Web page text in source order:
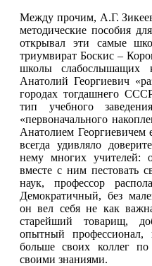
Между прочим, А.Г.
методические пособия
открывал эти самые
триумвират Боскис –
школы слабослышащих
Анатолий Георгиевич
городах тогдашнего
тип учебного
«первоначального
Анатолием Георгиевичем
всегда удивляло
нему многих учителей:
вместе с ним пестовать
наук, профессор
Демократичный, без
он вел себя не как
старейший товарищ,
опытный профессионал,
больше своих коллег
своими знаниями.